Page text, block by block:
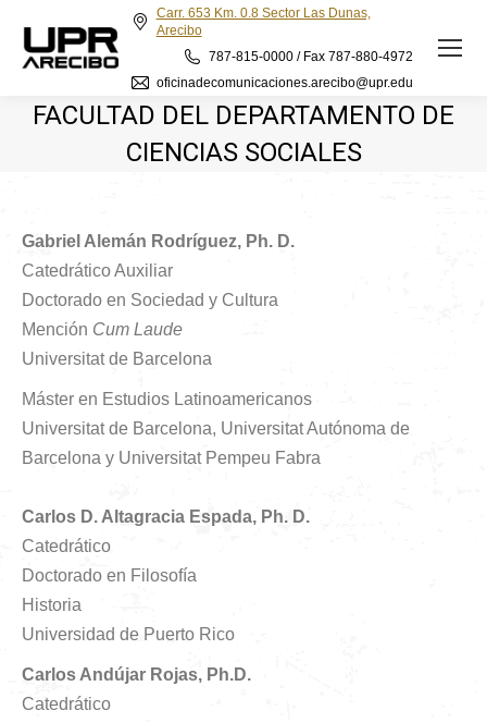
Carr. 653 Km. 0.8 Sector Las Dunas,
Arecibo
787-815-0000 / Fax 787-880-4972
oficinadecomunicaciones.arecibo@upr.edu
FACULTAD DEL DEPARTAMENTO DE
CIENCIAS SOCIALES
Gabriel Alemán Rodríguez, Ph. D.
Catedrático Auxiliar
Doctorado en Sociedad y Cultura
Mención Cum Laude
Universitat de Barcelona
Máster en Estudios Latinoamericanos
Universitat de Barcelona, Universitat Autónoma de
Barcelona y Universitat Pempeu Fabra
Carlos D. Altagracia Espada, Ph. D.
Catedrático
Doctorado en Filosofía
Historia
Universidad de Puerto Rico
Carlos Andújar Rojas, Ph.D.
Catedrático